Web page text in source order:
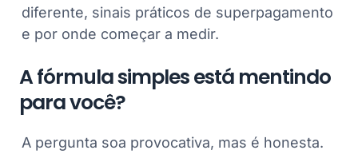
diferente, sinais práticos de superpagamento
e por onde começar a medir.
A fórmula simples está mentindo
para você?
A pergunta soa provocativa, mas é honesta.